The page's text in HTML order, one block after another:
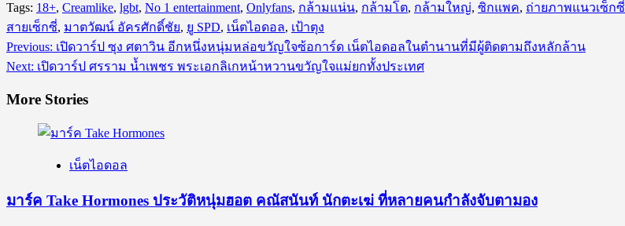
Tags: 18+, Creamlike, lgbt, No 1 entertainment, Onlyfans, กล้ามแน่น, กล้ามโต, กล้ามใหญ่, ซิกแพค, ถ่ายภาพแนวเซ็กซี่
สายเซ็กซี่, มาตวัฒน์ อัครศักดิ์ชัย, ยู SPD, เน็ตไอดอล, เป้าตุง
Post
navigation
Previous: เปิดวาร์ป ซุง ศตาวิน อีกหนึ่งหนุ่มหล่อขวัญใจซ้อการ์ด เน็ตไอดอลในตำนานที่มีผู้ติดตามถึงหลักล้าน
Next: เปิดวาร์ป ศรราม น้ำเพชร พระเอกลิเกหน้าหวานขวัญใจแม่ยกทั้งประเทศ
More Stories
เน็ตไอดอล
มาร์ค Take Hormones ประวัติหนุ่มฮอต คณัสนันท์ นักตะเฆ่ ที่หลายคนกำลังจับตามอง